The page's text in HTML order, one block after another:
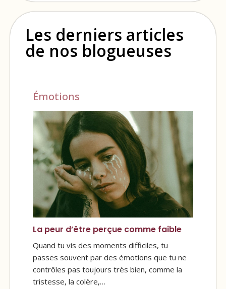
Les derniers articles
de nos blogueuses
Émotions
La peur d’être perçue comme faible
Quand tu vis des moments difficiles, tu
passes souvent par des émotions que tu ne
contrôles pas toujours très bien, comme la
tristesse, la colère,…